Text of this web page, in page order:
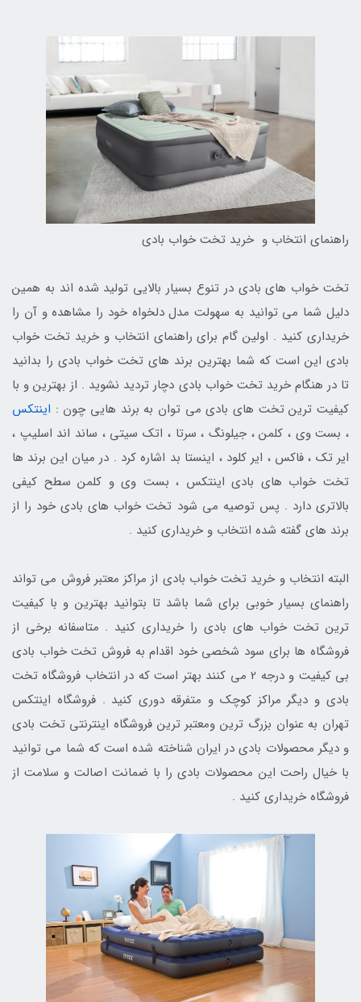
راهنمای انتخاب و خرید تخت خواب بادی
تخت خواب های بادی در تنوع بسیار بالایی تولید شده اند به همین
دلیل شما می توانید به سهولت مدل دلخواه خود را مشاهده و آن را
خریداری کنید . اولین گام برای راهنمای انتخاب و خرید تخت خواب
بادی این است که شما بهترین برند های تخت خواب بادی را بدانید
تا در هنگام خرید تخت خواب بادی دچار تردید نشوید . از بهترین و با
کیفیت ترین تخت های بادی می توان به برند هایی چون : اینتکس
، بست وی ، کلمن ، جیلونگ ، سرتا ، اتک سیتی ، ساند اند اسلیپ ،
ایر تک ، فاکس ، ایر کلود ، اینستا بد اشاره کرد . در میان این برند ها
تخت خواب های بادی اینتکس ، بست وی و کلمن سطح کیفی
بالاتری دارد . پس توصیه می شود تخت خواب های بادی خود را از
برند های گفته شده انتخاب و خریداری کنید .
البته انتخاب و خرید تخت خواب بادی از مراکز معتبر فروش می تواند
راهنمای بسیار خوبی برای شما باشد تا بتوانید بهترین و با کیفیت
ترین تخت خواب های بادی را خریداری کنید . متاسفانه برخی از
فروشگاه ها برای سود شخصی خود اقدام به فروش تخت خواب بادی
بی کیفیت و درجه 2 می کنند بهتر است که در انتخاب فروشگاه تخت
بادی و دیگر مراکز کوچک و متفرقه دوری کنید . فروشگاه اینتکس
تهران به عنوان بزرگ ترین ومعتبر ترین فروشگاه اینترنتی تخت بادی
و دیگر محصولات بادی در ایران شناخته شده است که شما می توانید
با خیال راحت این محصولات بادی را با ضمانت اصالت و سلامت از
فروشگاه خریداری کنید .